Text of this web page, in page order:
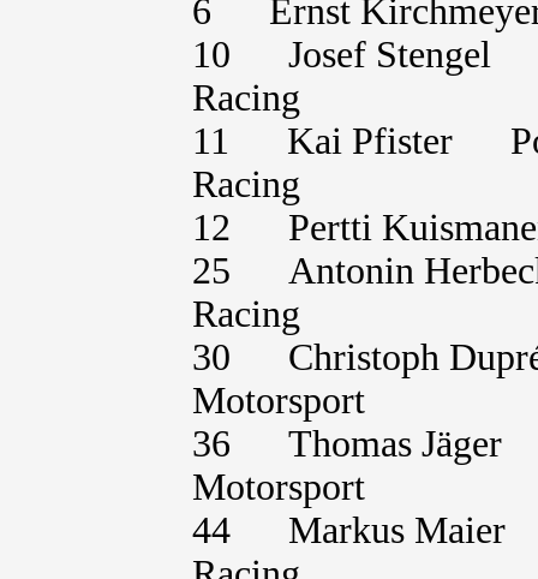
6 Ernst
10 Josef Stengel
Racing
11 Kai Pfister
Racing
12 Pertti
25 Antonin
Racing
30 Christoph
Motorsport
36 Thomas
Motorsport
44 Markus